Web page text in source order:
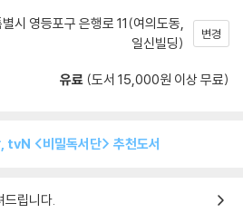
시 영등포구 은행로 11(여의도동,
일신빌딩)
변경
유료 (도서 15,000원 이상 무료)
tvN <비밀독서단> 추천도서
립니다.